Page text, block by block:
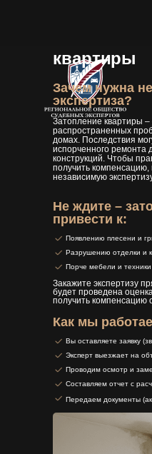
квартиры
Затопление квартиры
распространенных
домах. Последствия
испорченного ремонта
конструкций. Чтобы
получить
независимую
Появлению плесени и
Порче мебели и техники
Разрушению отделки и
Не ждите –
привести к:
Вы оставляете заявку
Проводим осмотр и
Эксперт выезжает на
Передаем документы
Составляем отчет с
Как мы
Закажите экспертизу
будет проведена
получить компенсацию
Зачем нужна
экспертиза?